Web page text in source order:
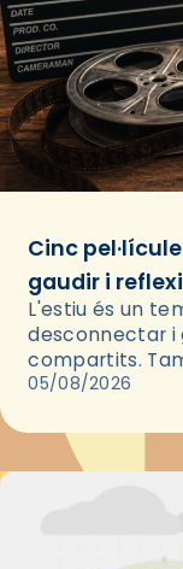
Cinc
gaudir i
L'estiu és un
desconnectar i
compartits.
deixar-se
05/08/2026